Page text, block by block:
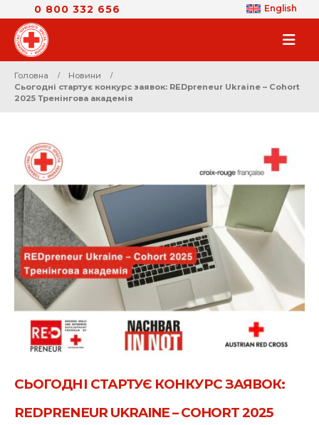
0 800 332 656 English
Головна
Новини
Сьогодні стартує конкурс заявок: REDpreneur Ukraine – Cohort
2025 Тренінгова академія
СЬОГОДНІ СТАРТУЄ КОНКУРС ЗАЯВОК:
REDPRENEUR UKRAINE – COHORT 2025